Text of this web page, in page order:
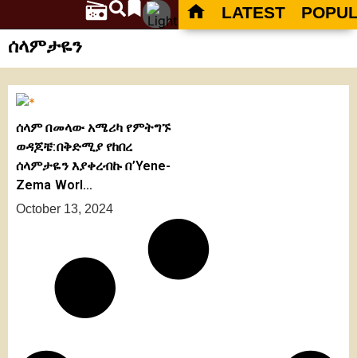
LATEST
ሰላምታዬን
ሰላም በመላው አሜሪካ የምትግኙ
ወዳጆቼ:በቅድሚያ የከበረ
ሰላምታዬን እያቀረብኩ በ’Yene-
Zema Worl…
October 13, 2024